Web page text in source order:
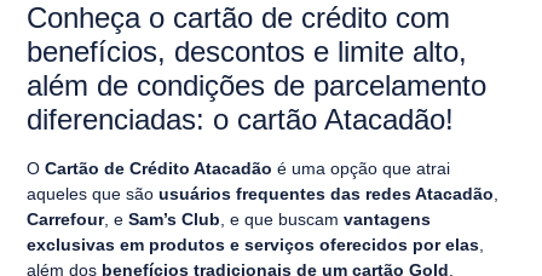
Conheça o cartão de crédito com
benefícios, descontos e limite alto,
além de condições de parcelamento
diferenciadas: o cartão Atacadão!
OCartão de Crédito Atacadão é uma opção que atrai
aqueles que sãousuários frequentes das redes Atacadão,
Carrefour, eSam’s Club, e que buscamvantagens
exclusivas em produtos e serviços oferecidos por elas,
além dos benefícios tradicionais de um cartão Gold.